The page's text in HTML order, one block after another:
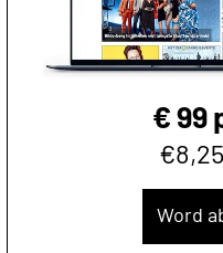
€ 99
Word